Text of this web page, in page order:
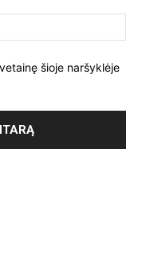
šioje naršyklėje